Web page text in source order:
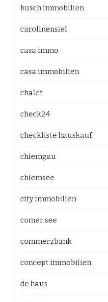
busch immobilien
carolinensiel
casa immo
casa immobilien
chalet
check24
checkliste hauskauf
chiemgau
chiemsee
city immobilien
comer see
commerzbank
concept immobilien
de haus